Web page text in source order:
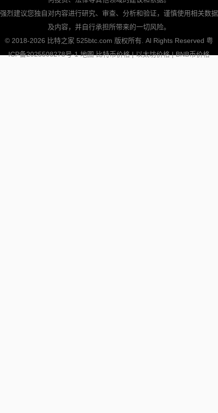
强烈建议您独自对内容进行研究、审查、分析和验证，谨慎使用相关数据
及内容，并自行承担所带来的一切风险。
© 2018-2026 比特之家 525btc.com 版权所有. Al Rights Reserved 粤
ICP备2025508278号-1 地图 比特币价格|以太坊价格|BNB币价格